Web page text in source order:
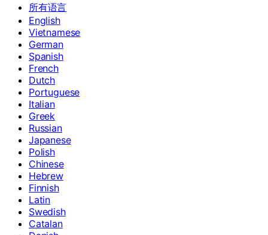
所有语言
English
Vietnamese
German
Spanish
French
Dutch
Portuguese
Italian
Greek
Russian
Japanese
Polish
Chinese
Hebrew
Finnish
Latin
Swedish
Catalan